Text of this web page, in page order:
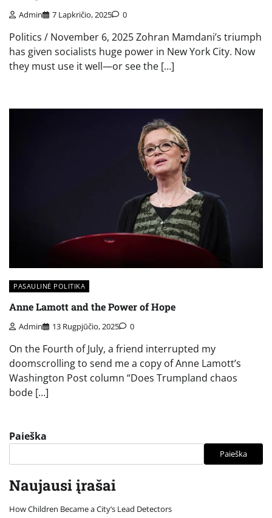
Admin 7 Lapkričio, 2025 0
Politics / November 6, 2025 Zohran Mamdani’s triumph
has given socialists huge power in New York City. Now
they must use it well—or see the […]
PASAULINĖ POLITIKA
Anne Lamott and the Power of Hope
Admin 13 Rugpjūčio, 2025 0
On the Fourth of July, a friend interrupted my
doomscrolling to send me a copy of Anne Lamott’s
Washington Post column “Does Trumpland chaos
bode […]
Paieška
Paieška
Naujausi įrašai
How Children Became a City’s Lead Detectors